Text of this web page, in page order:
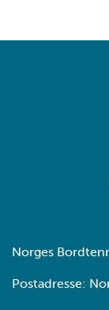
Norges
Postadresse: